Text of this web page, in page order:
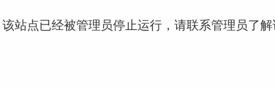
站点已经被管理员停止运行，请联系管理员了